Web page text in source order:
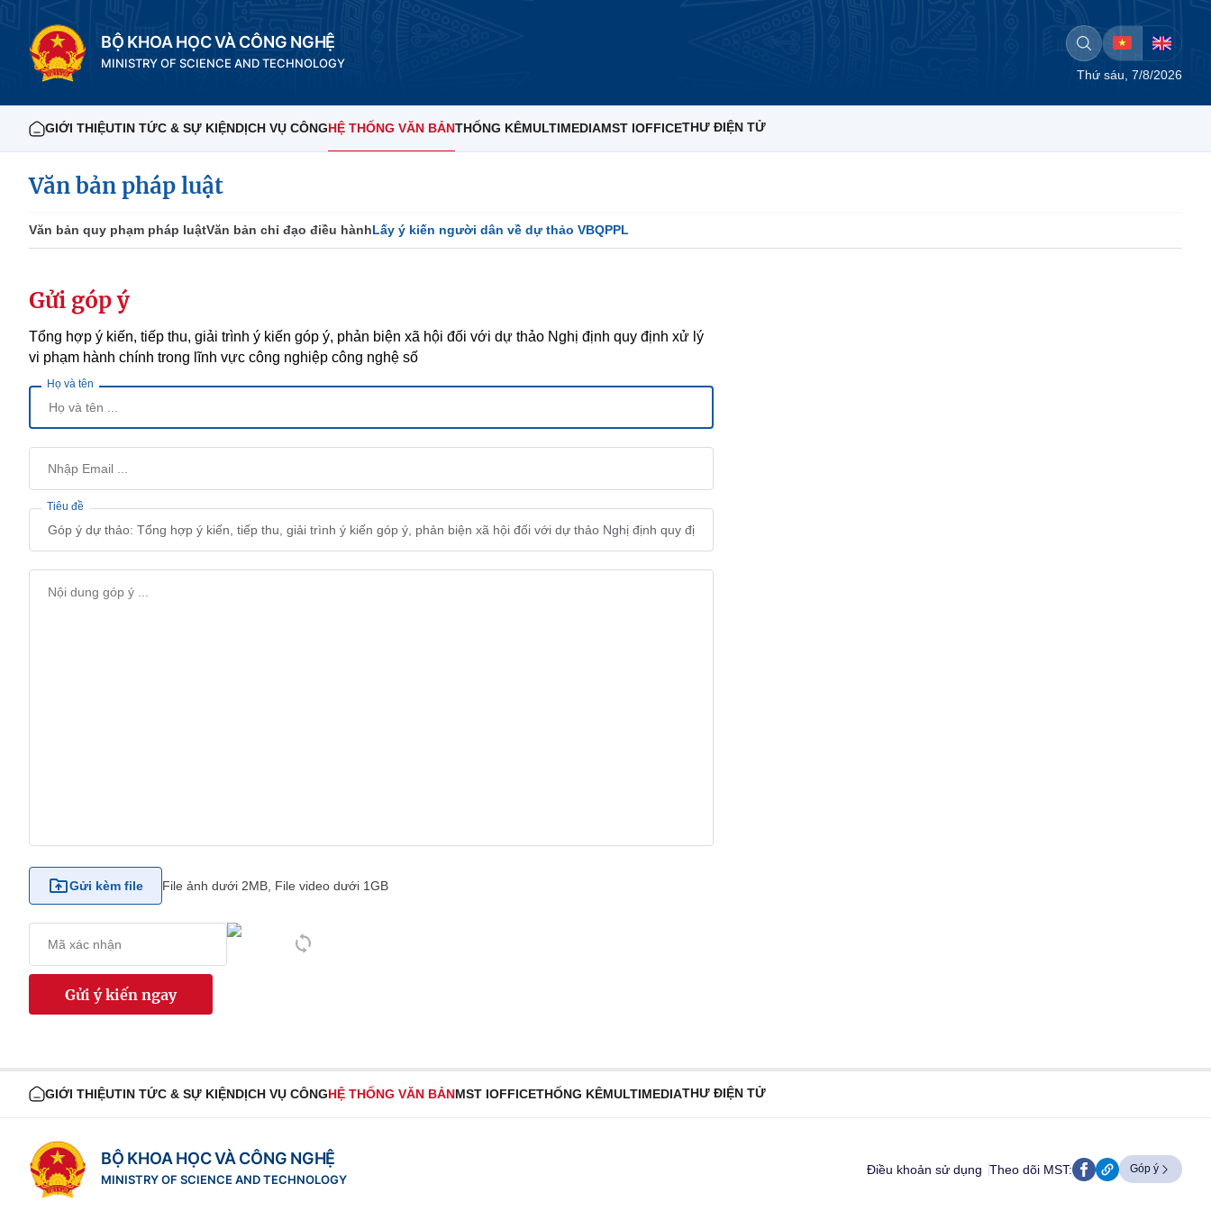
BỘ KHOA HỌC VÀ CÔNG NGHỆ
MINISTRY OF SCIENCE AND TECHNOLOGY
Thứ sáu, 7/8/2026
GIỚI THIỆUTIN TỨC & SỰ KIỆNDỊCH VỤ CÔNGHỆ THỐNG VĂN BẢNTHỐNG KÊMULTIMEDIAMST IOFFICETHƯ ĐIỆN TỬ
Văn bản pháp luật
Văn bản quy phạm pháp luậtVăn bản chỉ đạo điều hànhLấy ý kiến người dân về dự thảo VBQPPL
Gửi góp ý
Tổng hợp ý kiến, tiếp thu, giải trình ý kiến góp ý, phản biện xã hội đối với dự thảo Nghị định quy định xử lý
vi phạm hành chính trong lĩnh vực công nghiệp công nghệ số
Họ và tên
Tiêu đề
Gửi kèm file File ảnh dưới 2MB, File video dưới 1GB
Gửi ý kiến ngay
GIỚI THIỆUTIN TỨC & SỰ KIỆNDỊCH VỤ CÔNGHỆ THỐNG VĂN BẢNMST IOFFICETHỐNG KÊMULTIMEDIATHƯ ĐIỆN TỬ
BỘ KHOA HỌC VÀ CÔNG NGHỆ
MINISTRY OF SCIENCE AND TECHNOLOGY
Điều khoản sử dụng Theo dõi MST: Góp ý